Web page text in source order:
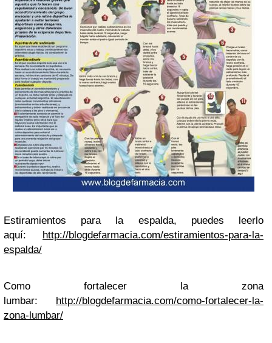
Estiramientos para la espalda, puedes leerlo
aquí: http://blogdefarmacia.com/estiramientos-para-la-
espalda/
Como fortalecer la zona
lumbar: http://blogdefarmacia.com/como-fortalecer-la-
zona-lumbar/